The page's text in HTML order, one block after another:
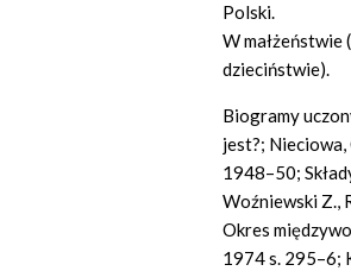
Polski.
W małżeństwie
dzieciństwie).
Biogramy
jest?; Nieciowa,
1948–50;
Woźniewski Z.,
Okres
1974 s. 295–6;